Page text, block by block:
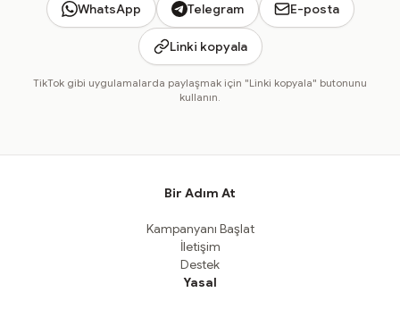
WhatsApp Telegram E-posta
Linki kopyala
TikTok gibi uygulamalarda paylaşmak için "Linki kopyala" butonunu
kullanın.
Bir Adım At
Kampanyanı Başlat
İletişim
Destek
Yasal